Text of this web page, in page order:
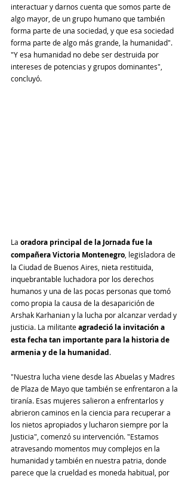
interactuar y darnos cuenta que somos parte de
algo mayor, de un grupo humano que también
forma parte de una sociedad, y que esa sociedad
forma parte de algo más grande, la humanidad".
"Y esa humanidad no debe ser destruida por
intereses de potencias y grupos dominantes",
concluyó.
La oradora principal de la Jornada fue la
compañera Victoria Montenegro , legisladora de
la Ciudad de Buenos Aires, nieta restituida,
inquebrantable luchadora por los derechos
humanos y una de las pocas personas que tomó
como propia la causa de la desaparición de
Arshak Karhanian y la lucha por alcanzar verdad y
justicia. La militante agradeció la invitación a
esta fecha tan importante para la historia de
armenia y de la humanidad.
"Nuestra lucha viene desde las Abuelas y Madres
de Plaza de Mayo que también se enfrentaron a la
tiranía. Esas mujeres salieron a enfrentarlos y
abrieron caminos en la ciencia para recuperar a
los nietos apropiados y lucharon siempre por la
Justicia", comenzó su intervención. "Estamos
atravesando momentos muy complejos en la
humanidad y también en nuestra patria, donde
parece que la crueldad es moneda habitual, por